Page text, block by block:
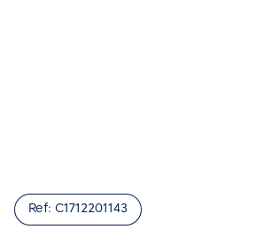
Ref: C1712201143 เปรียบเทียบ